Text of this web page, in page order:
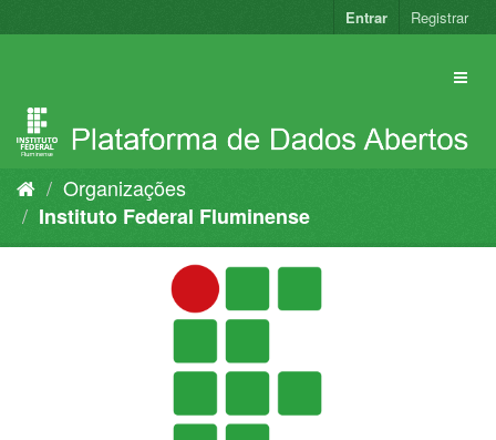
para
Entrar Registrar
Organizações
Instituto Federal Fluminense